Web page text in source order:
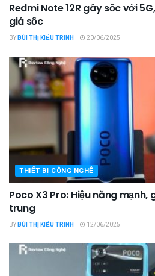
Redmi Note 12R gây sốc với
giá sốc
BYBÙI THỊ KIỀU TRINH 20/06/2025
THIẾT BỊ CÔNG NGHỆ
Poco X3 Pro: Hiệu năng mạnh,
trung
BYBÙI THỊ KIỀU TRINH 12/06/2025